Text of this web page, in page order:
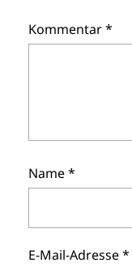
Kommentar*
Name*
E-Mail-Adresse*